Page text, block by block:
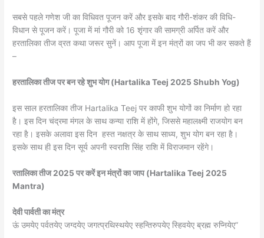
सबसे पहले गणेश जी का विधिवत पूजन करें और इसके बाद गौरी-शंकर की विधि-
विधान से पूजन करें। पूजा में मां गौरी को 16 शृंगार की सामग्री अर्पित करें और
हरतालिका तीज व्रत कथा जरूर सुनें। आप पूजा में इन मंत्रों का जप भी कर सकते हैं
–
हरतालिका तीज पर बन रहे शुभ योग (Hartalika Teej 2025 Shubh Yog)
इस साल हरतालिका तीज Hartalika Teej पर काफी शुभ योगों का निर्माण हो रहा
है। इस दिन चंद्रमा मंगल के साथ कन्या राशि में होंगे, जिससे महालक्ष्मी राजयोग बन
रहा है। इसके अलावा इस दिन हस्त नक्षत्र के साथ साध्य, शुभ योग बन रहा है।
इसके साथ ही इस दिन सूर्य अपनी स्वराशि सिंह राशि में विराजमान रहेंगे।
रतालिका तीज 2025 पर करें इन मंत्रों का जाप (Hartalika Teej 2025
Mantra)
देवी पार्वती का मंत्र
ऊं उमयेए पर्वतयेए जग्दयेए जगत्प्रथिस्थयेए स्हन्तिरुपयेए स्हिवयेए ब्रह्म रुप्नियेए”